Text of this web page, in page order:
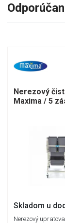
Nerezový
Maxima / 5
Skladom u
Nerezový